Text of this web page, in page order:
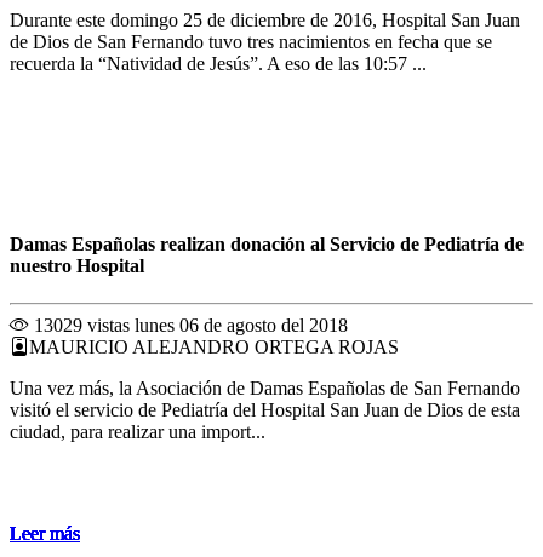
Leer más
Leer más
Leer más
Leer más
Leer más
Leer más
Durante este domingo 25 de diciembre de 2016, Hospital San Juan
de Dios de San Fernando tuvo tres nacimientos en fecha que se
recuerda la “Natividad de Jesús”. A eso de las 10:57 ...
Leer más
Damas Españolas realizan donación al Servicio de Pediatría de
nuestro Hospital
13029 vistas lunes 06 de agosto del 2018
MAURICIO ALEJANDRO ORTEGA ROJAS
Una vez más, la Asociación de Damas Españolas de San Fernando
visitó el servicio de Pediatría del Hospital San Juan de Dios de esta
ciudad, para realizar una import...
Leer más
Leer más
Leer más
Leer más
Leer más